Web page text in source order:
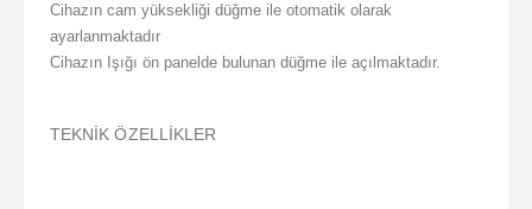
Cihazın cam yüksekliği düğme ile otomatik olarak
ayarlanmaktadır
Cihazın Işığı ön panelde bulunan düğme ile açılmaktadır.
TEKNİK ÖZELLİKLER